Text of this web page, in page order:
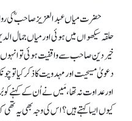
حلقہ سیکھواں میں ہوئی اور میاں جمال
خیر دین صاحب سے واقفیت ہوئی تو انہوں
دعویٰ مسیحیت اور مہدویت کا ذکر کیا
اور عداوت نہ تھا، مَیں نے اُن کے کہنے
کیوں ایسا کہتے ہیں؟اس کی وجہ بھی یہ